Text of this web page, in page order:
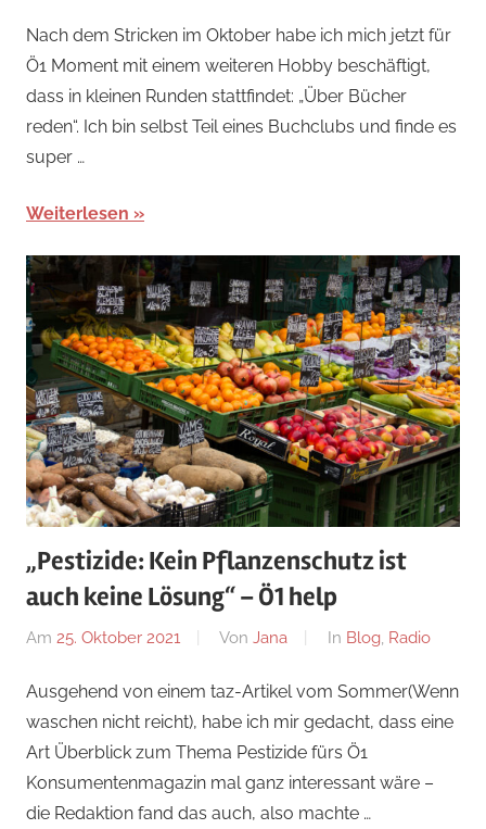
Nach dem Stricken im Oktober habe ich mich jetzt für
Ö1 Moment mit einem weiteren Hobby beschäftigt,
dass in kleinen Runden stattfindet: „Über Bücher
reden“. Ich bin selbst Teil eines Buchclubs und finde es
super …
Weiterlesen
„Pestizide: Kein Pflanzenschutz ist
auch keine Lösung“ – Ö1 help
Am 25. Oktober 2021 Von Jana In Blog, Radio
Ausgehend von einem taz-Artikel vom Sommer(Wenn
waschen nicht reicht), habe ich mir gedacht, dass eine
Art Überblick zum Thema Pestizide fürs Ö1
Konsumentenmagazin mal ganz interessant wäre –
die Redaktion fand das auch, also machte …